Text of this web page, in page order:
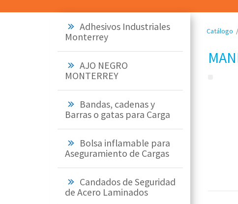
Adhesivos Industriales
Monterrey
AJO NEGRO
MONTERREY
Bandas, cadenas y
Barras o gatas para Carga
Bolsa inflamable para
Aseguramiento de Cargas
Candados de Seguridad
de Acero Laminados
Catálogo